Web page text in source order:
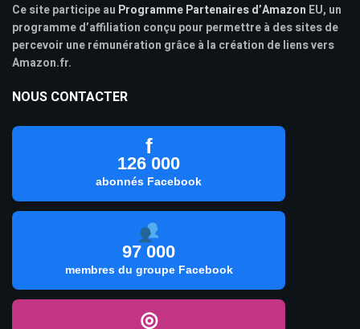
Ce site participe au Programme Partenaires d’Amazon EU, un
programme d’affiliation conçu pour permettre à des sites de
percevoir une rémunération grâce à la création de liens vers
Amazon.fr.
NOUS CONTACTER
f
126 000
abonnés Facebook
97 000
membres du groupe Facebook
◎